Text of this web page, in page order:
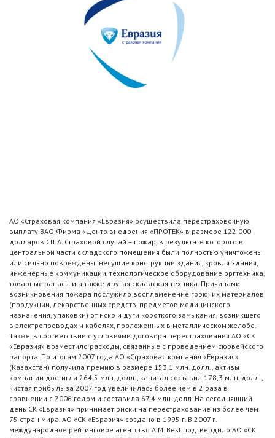
АО «Страховая компания «Евразия» осуществила перестраховочную
выплату ЗАО Фирма «Центр внедрения «ПРОТЕК» в размере 122 000
долларов США. Страховой случай – пожар, в результате которого в
центральной части складского помещения были полностью уничтожены
или сильно повреждены: несущие конструкции здания, кровля здания,
инженерные коммуникации, технологическое оборудование оргтехника,
товарные запасы и а также другая складская техника. Причинами
возникновения пожара послужило воспламенение горючих материалов
(продукции, лекарственных средств, предметов медицинского
назначения, упаковки) от искр и дуги короткого замыкания, возникшего
в электропроводах и кабелях, проложенных в металлическом желобе.
Также, в соответствии с условиями договора перестрахования АО «СК
«Евразия» возместило расходы, связанные с проведением сюрвейского
рапорта. По итогам 2007 года АО «Страховая компания «Евразия»
(Казахстан) получила премию в размере 153,1 млн. долл., активы
компании достигли 264,5 млн. долл., капитал составил 178,3 млн. долл.,
чистая прибыль за 2007 год увеличилась более чем в 2 раза в
сравнении с 2006 годом и составила 67,4 млн. долл. На сегодняшний
день СК «Евразия» принимает риски на перестрахование из более чем
75 стран мира. АО «СК «Евразия» создано в 1995 г. В 2007 г.
международное рейтинговое агентство A.M. Best подтвердило АО «СК